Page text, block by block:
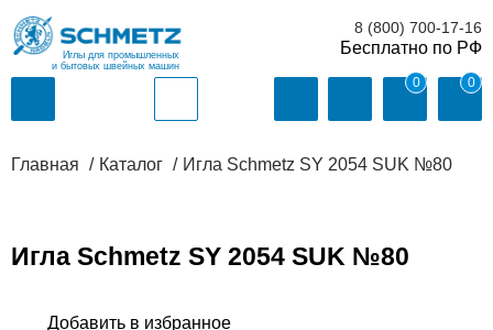
Иглы для промышленных
и бытовых швейных машин
8 (800) 700-17-16
0 0
Главная Каталог Игла Schmetz SY 2054 SUK №80
Игла Schmetz SY 2054 SUK №80